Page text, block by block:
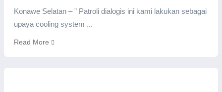
Konawe Selatan – ” Patroli dialogis ini kami lakukan sebagai
upaya cooling system ...
Read More